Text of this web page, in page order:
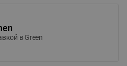
в Green